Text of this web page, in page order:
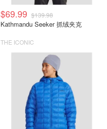
$69.99 $139.98
Kathmandu Seeker 抓绒夹克
THE ICONIC